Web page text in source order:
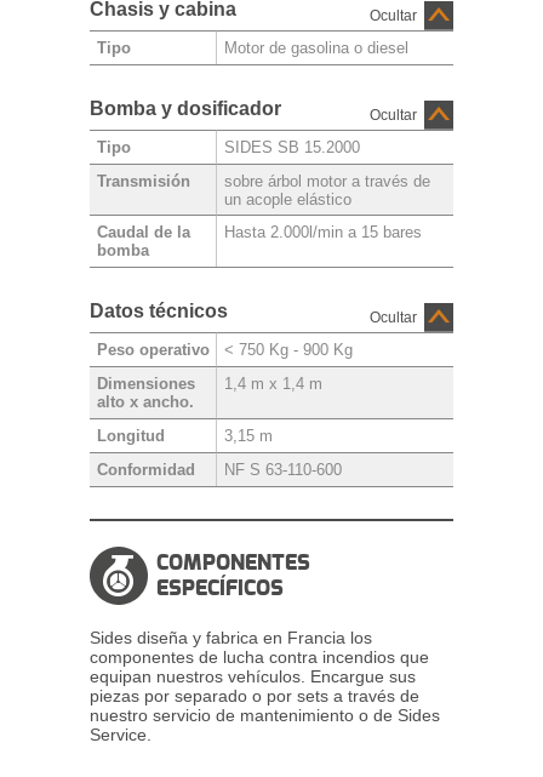
Chasis y cabina Ocultar
Tipo Motor de gasolina o diesel
Bomba y dosificador Ocultar
Tipo
SIDES SB 15.2000
Transmisión
sobre árbol motor a través de
un acople elástico
Caudal de la
bomba
Hasta 2.000l/min a 15 bares
Datos técnicos Ocultar
Peso operativo
< 750 Kg - 900 Kg
Dimensiones
alto x ancho.
1,4 m x 1,4 m
Longitud
3,15 m
Conformidad
NF S 63-110-600
COMPONENTES
ESPECÍFICOS
Sides diseña y fabrica en Francia los
componentes de lucha contra incendios que
equipan nuestros vehículos. Encargue sus
piezas por separado o por sets a través de
nuestro servicio de mantenimiento o de Sides
Service.